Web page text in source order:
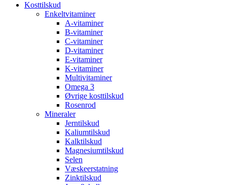
Kosttilskud
Enkeltvitaminer
A-vitaminer
B-vitaminer
C-vitaminer
D-vitaminer
E-vitaminer
K-vitaminer
Multivitaminer
Omega 3
Øvrige kosttilskud
Rosenrod
Mineraler
Jerntilskud
Kaliumtilskud
Kalktilskud
Magnesiumtilskud
Selen
Væskeerstatning
Zinktilskud